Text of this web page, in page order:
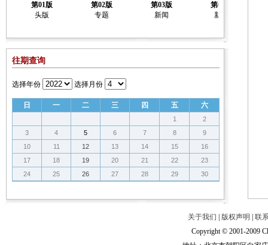
第01版
头版
第02版
专题
第03版
新闻
第04版
新闻
往期查询
选择年份 选择月份
日 一 二 三 四 五 六
1
2
3
4 5 6 7 8
9
10
11 12 13 14 15
16
17
18 19 20 21 22
23
24
25 26 27 28 29 30
关于我们 版权声明
联
Copyright © 2001-2009